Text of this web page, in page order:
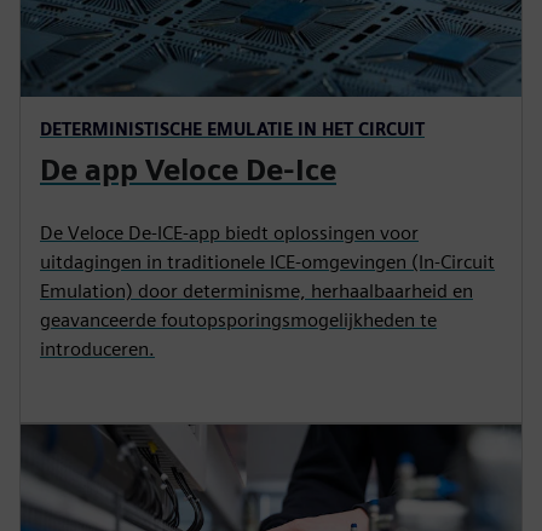
DETERMINISTISCHE EMULATIE IN HET CIRCUIT
De app Veloce De-Ice
De Veloce De-ICE-app biedt oplossingen voor
uitdagingen in traditionele ICE-omgevingen (In-Circuit
Emulation) door determinisme, herhaalbaarheid en
geavanceerde foutopsporingsmogelijkheden te
introduceren.